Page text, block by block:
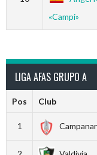
«Campi»
LIGA AFAS GRUPO A
Pos Club
1